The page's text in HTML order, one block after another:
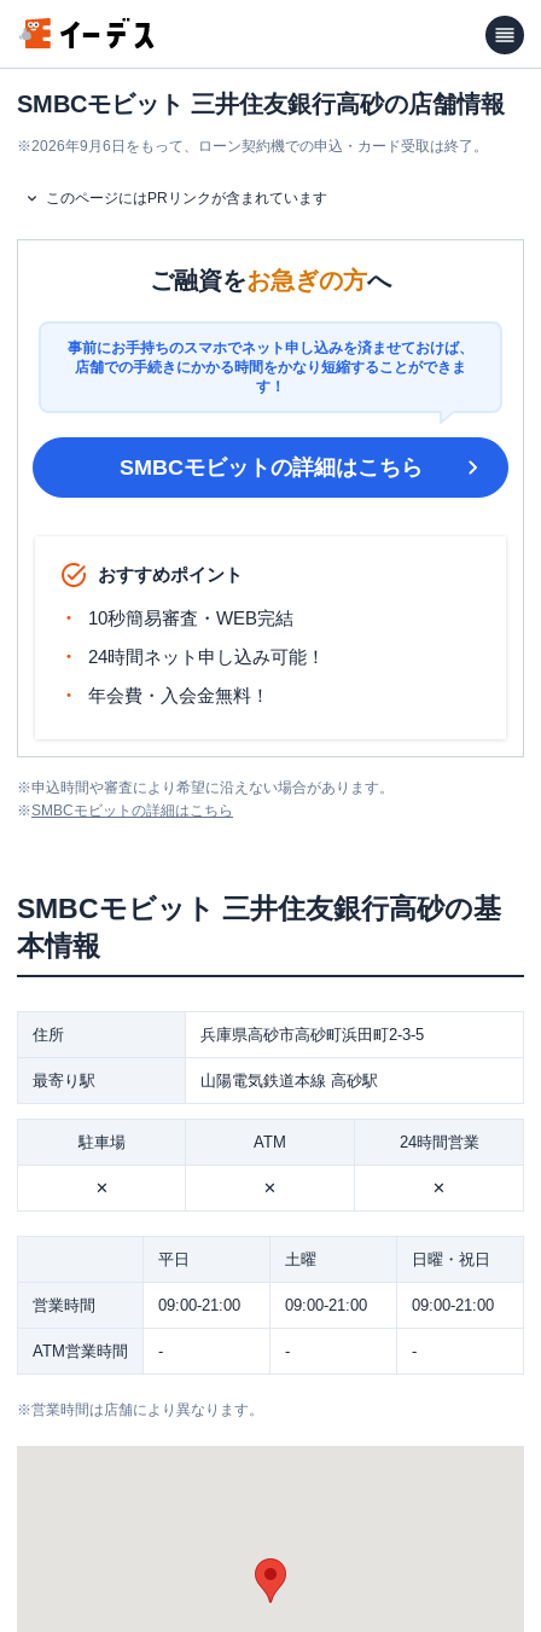
SMBCモビット 三井住友銀行高砂の店舗情報
※2026年9月6日をもって、ローン契約機での申込・カード受取は終了。
このページにはPRリンクが含まれています
ご融資をお急ぎの方へ
事前にお手持ちのスマホでネット申し込みを済ませておけば、
店舗での手続きにかかる時間をかなり短縮することができま
す！
SMBCモビットの詳細はこちら
おすすめポイント
10秒簡易審査・WEB完結
24時間ネット申し込み可能！
年会費・入会金無料！
※申込時間や審査により希望に沿えない場合があります。
※SMBCモビット の詳細はこちら
SMBCモビット 三井住友銀行高砂の基
本情報
住所 兵庫県高砂市高砂町浜田町2-3-5
最寄り駅 山陽電気鉄道本線 高砂駅
駐車場 ATM 24時間営業
✕ ✕ ✕
平日 土曜 日曜・祝日
営業時間 09:00-21:00 09:00-21:00 09:00-21:00
ATM営業時間 - - -
※営業時間は店舗により異なります。